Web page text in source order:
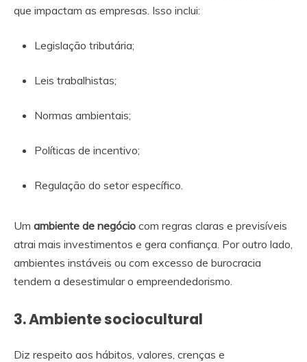
que impactam as empresas. Isso inclui:
Legislação tributária;
Leis trabalhistas;
Normas ambientais;
Políticas de incentivo;
Regulação do setor específico.
Um ambiente de negócio com regras claras e previsíveis
atrai mais investimentos e gera confiança. Por outro lado,
ambientes instáveis ou com excesso de burocracia
tendem a desestimular o empreendedorismo.
3. Ambiente sociocultural
Diz respeito aos hábitos, valores, crenças e